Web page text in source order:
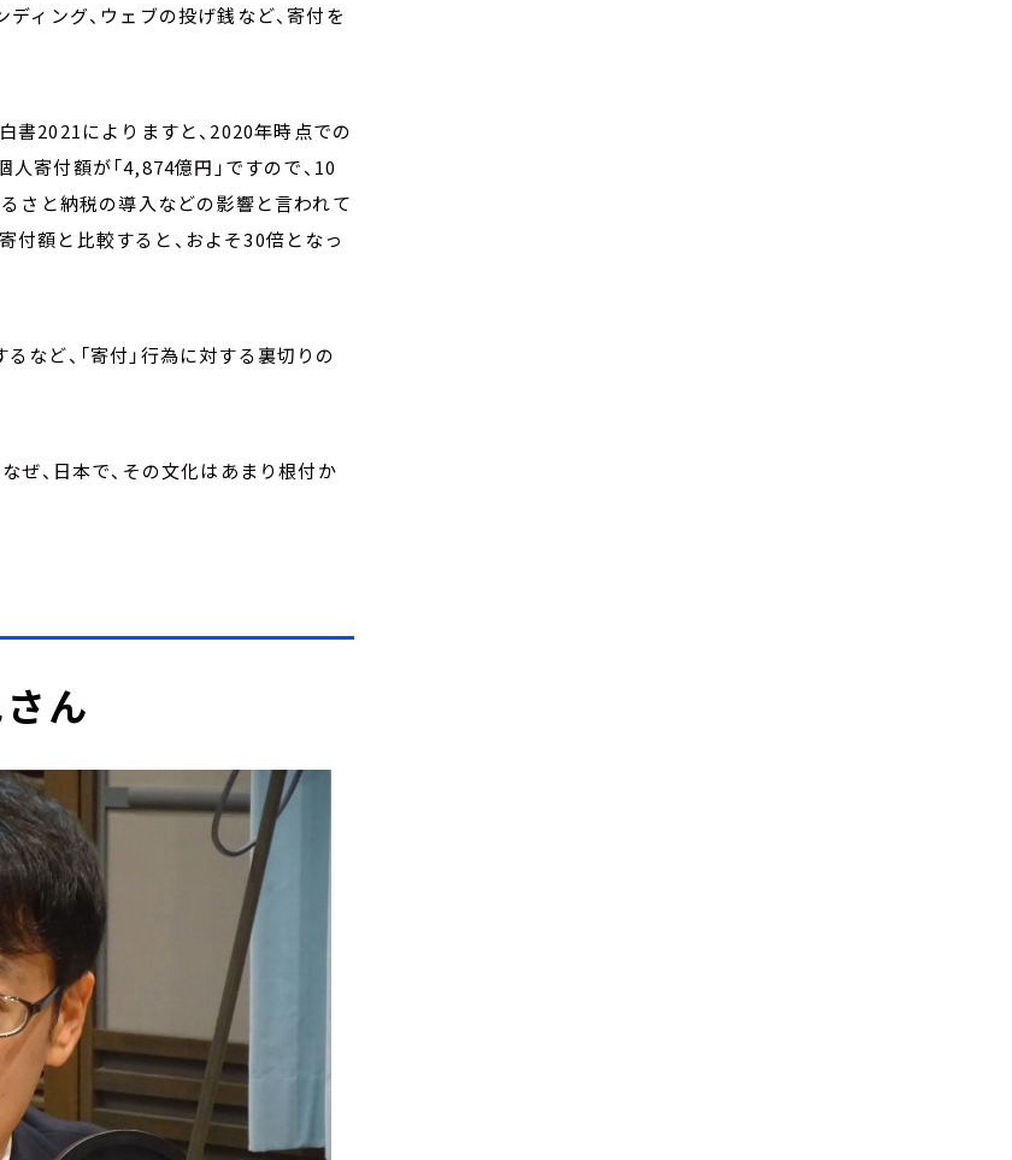
ディング、ウェブの投げ銭など、寄付を
書2021によりますと、2020年時点での
寄付額が「4,874億円」ですので、10
さと納税の導入などの影響と言われて
付額と比較すると、およそ30倍となっ
など、「寄付」行為に対する裏切りの
ぜ、日本で、その文化はあまり根付か
ん